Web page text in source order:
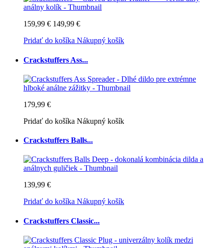
159,99 € 149,99 €
Pridať do košíka Nákupný košík
Crackstuffers Ass...
179,99 €
Pridať do košíka Nákupný košík
Crackstuffers Balls...
139,99 €
Pridať do košíka Nákupný košík
Crackstuffers Classic...